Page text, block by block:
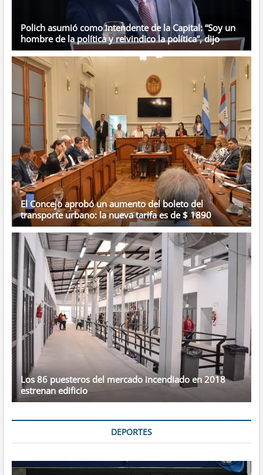
Polich asumió como intendente de la Capital: “Soy un
hombre de la política y reivindico la política”, dijo
El Concejo aprobó un aumento del boleto del
transporte urbano: la nueva tarifa es de $ 1890
Los 86 puesteros del mercado incendiado en 2018
estrenan edificio
DEPORTES